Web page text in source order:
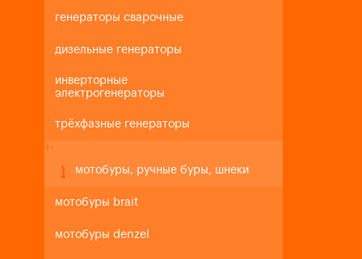
генераторы сварочные
дизельные генераторы
инверторные
электрогенераторы
трёхфазные генераторы
+-
мотобуры, ручные буры, шнеки
мотобуры brait
мотобуры denzel